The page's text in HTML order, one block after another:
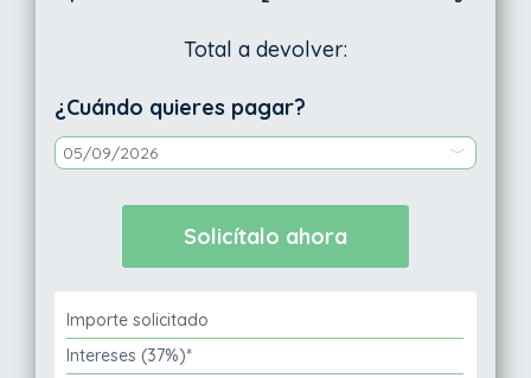
Total a devolver:
¿Cuándo quieres pagar?
Importe solicitado
Intereses (37%)*